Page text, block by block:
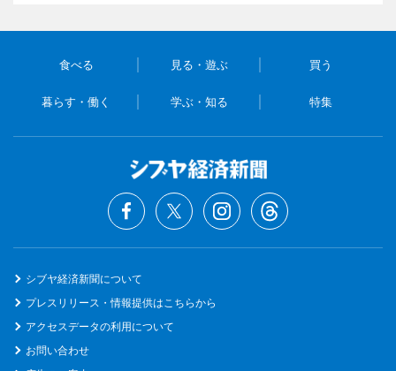
食べる 見る・遊ぶ 買う
暮らす・働く 学ぶ・知る 特集
シブヤ経済新聞について
プレスリリース・情報提供はこちらから
アクセスデータの利用について
お問い合わせ